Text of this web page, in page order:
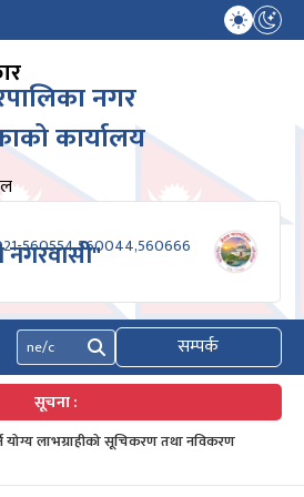
नगर
कार्यालय
021-560554,560044,560666
खोज्नुहोस् सम्पर्क
सूचना :
योग्य लाभग्राहीको सूचिकरण तथा नविकरण